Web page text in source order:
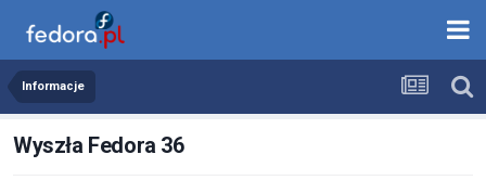
Informacje
Wyszła Fedora 36